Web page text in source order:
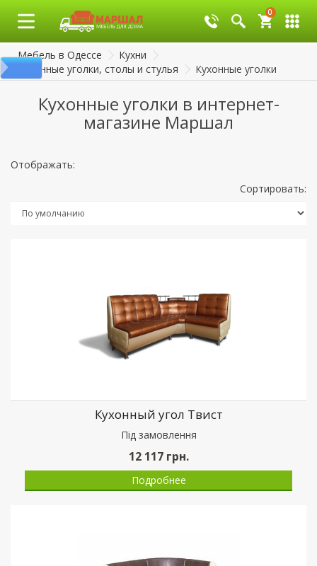
0
0
Мебель в Одессе
Кухни
Кухонные уголки, столы и стулья
Кухонные уголки
Кухонные уголки в интернет-
магазине Маршал
Отображать:
Сортировать:
Кухонный угол Твист
Пiд замовлення
12 117грн.
Подробнее